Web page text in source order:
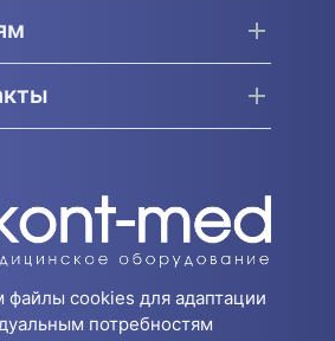
cookies для адаптации
потребностям